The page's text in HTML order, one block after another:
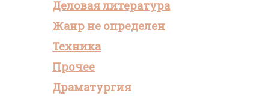
Деловая литература
Жанр не определен
Техника
Прочее
Драматургия